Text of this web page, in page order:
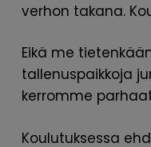
verhon takana.
Eikä me
tallenuspaikkoja
kerromme
Koulutuksessa